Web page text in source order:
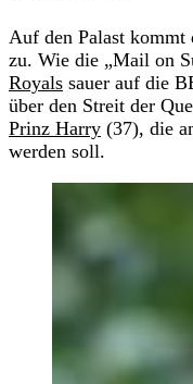
Auf den Palast kommt
zu. Wie die „Mail on
Royals sauer auf die
über den Streit der
Prinz Harry (37), die
werden soll.